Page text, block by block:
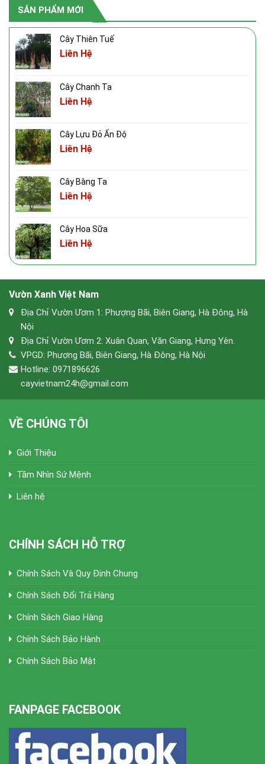
SẢN PHẨM MỚI
Cây Thiên Tuế
Liên Hệ
Cây Chanh Ta
Liên Hệ
Cây Lựu Đỏ Ấn Độ
Liên Hệ
Cây Bàng Ta
Liên Hệ
Cây Hoa Sữa
Liên Hệ
Vườn Xanh Việt Nam
Địa Chỉ Vườn Ươm 1: Phượng Bãi, Biên Giang, Hà Đông, Hà
Nội
Địa Chỉ Vườn Ươm 2: Xuân Quan, Văn Giang, Hưng Yên.
VPGD: Phượng Bãi, Biên Giang, Hà Đông, Hà Nội
Hotline: 0971896626
cayvietnam24h@gmail.com
VỀ CHÚNG TÔI
Giới Thiệu
Tầm Nhìn Sứ Mệnh
Liên hệ
CHÍNH SÁCH HỖ TRỢ
Chính Sách Và Quy Định Chung
Chính Sách Đổi Trả Hàng
Chính Sách Giao Hàng
Chính Sách Bảo Hành
Chính Sách Bảo Mật
FANPAGE FACEBOOK